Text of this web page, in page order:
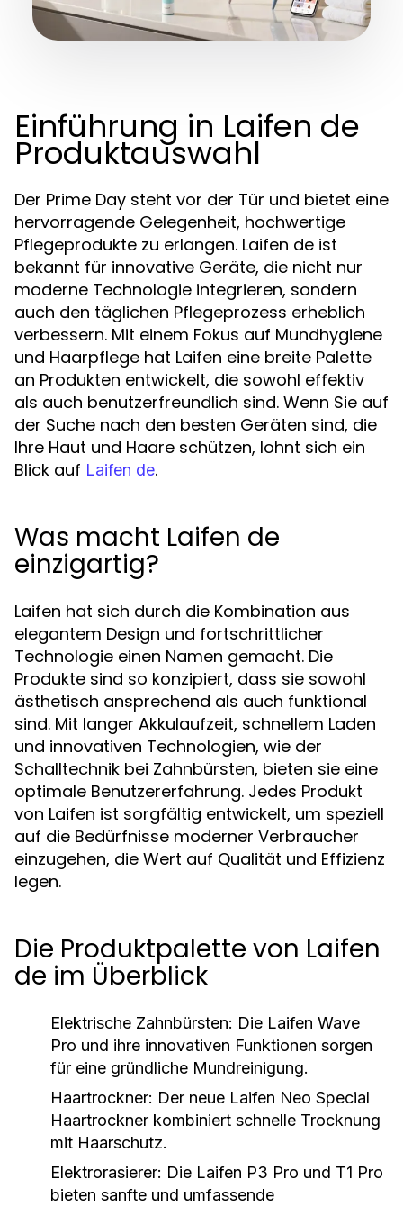
Einführung in Laifen de
Produktauswahl
Der Prime Day steht vor der Tür und bietet eine
hervorragende Gelegenheit, hochwertige
Pflegeprodukte zu erlangen. Laifen de ist
bekannt für innovative Geräte, die nicht nur
moderne Technologie integrieren, sondern
auch den täglichen Pflegeprozess erheblich
verbessern. Mit einem Fokus auf Mundhygiene
und Haarpflege hat Laifen eine breite Palette
an Produkten entwickelt, die sowohl effektiv
als auch benutzerfreundlich sind. Wenn Sie auf
der Suche nach den besten Geräten sind, die
Ihre Haut und Haare schützen, lohnt sich ein
Blick auf Laifen de.
Was macht Laifen de
einzigartig?
Laifen hat sich durch die Kombination aus
elegantem Design und fortschrittlicher
Technologie einen Namen gemacht. Die
Produkte sind so konzipiert, dass sie sowohl
ästhetisch ansprechend als auch funktional
sind. Mit langer Akkulaufzeit, schnellem Laden
und innovativen Technologien, wie der
Schalltechnik bei Zahnbürsten, bieten sie eine
optimale Benutzererfahrung. Jedes Produkt
von Laifen ist sorgfältig entwickelt, um speziell
auf die Bedürfnisse moderner Verbraucher
einzugehen, die Wert auf Qualität und Effizienz
legen.
Die Produktpalette von Laifen
de im Überblick
Elektrische Zahnbürsten: Die Laifen Wave
Pro und ihre innovativen Funktionen sorgen
für eine gründliche Mundreinigung.
Haartrockner: Der neue Laifen Neo Special
Haartrockner kombiniert schnelle Trocknung
mit Haarschutz.
Elektrorasierer: Die Laifen P3 Pro und T1 Pro
bieten sanfte und umfassende